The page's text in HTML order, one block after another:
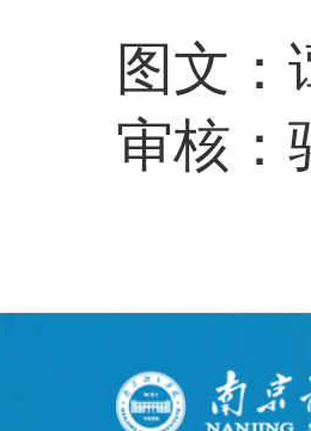
图文：
审核：